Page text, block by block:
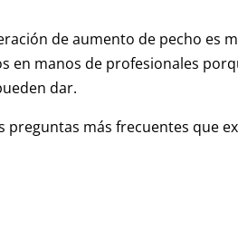
de aumento de pecho es
en manos de profesionales
dar.
más frecuentes que